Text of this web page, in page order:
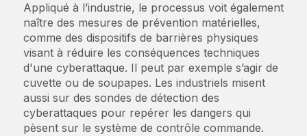
Appliqué à l’industrie, le processus voit également
naître des mesures de prévention matérielles,
comme des dispositifs de barrières physiques
visant à réduire les conséquences techniques
d'une cyberattaque. Il peut par exemple s’agir de
cuvette ou de soupapes. Les industriels misent
aussi sur des sondes de détection des
cyberattaques pour repérer les dangers qui
pèsent sur le système de contrôle commande.